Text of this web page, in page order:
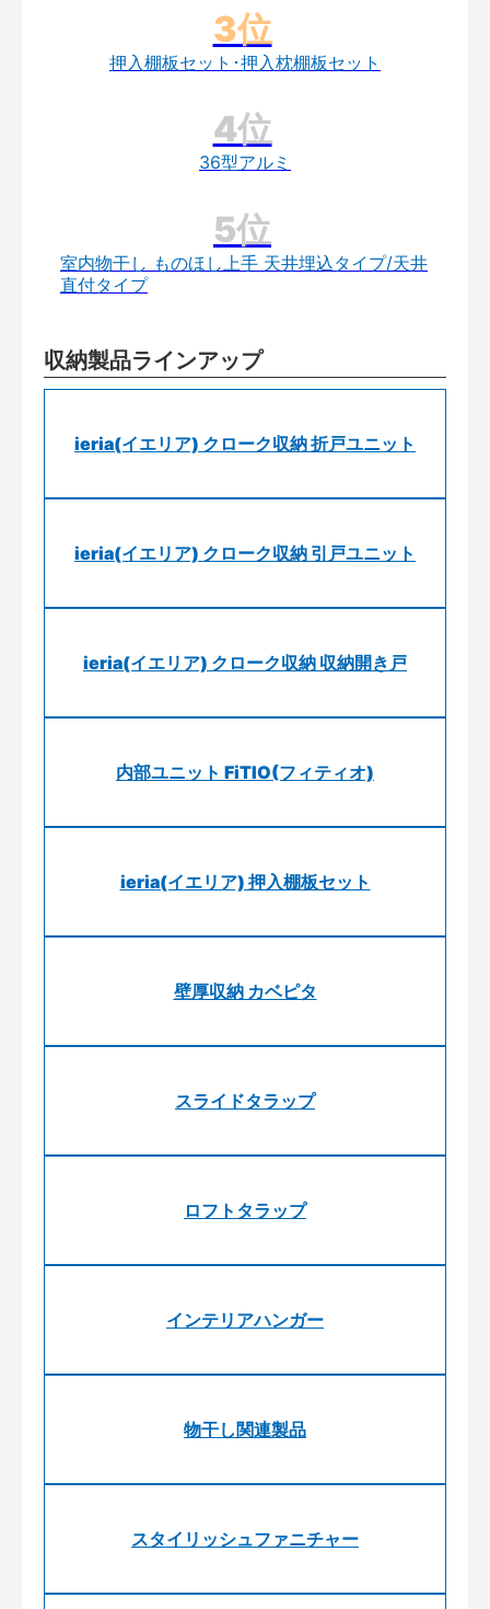
押入棚板セット･押入枕棚板セット
36型アルミ
室内物干し ものほし上手 天井埋込タイプ/天井
直付タイプ
収納製品ラインアップ
ieria(イエリア) クローク収納 折戸ユニット
ieria(イエリア) クローク収納 引戸ユニット
ieria(イエリア) クローク収納 収納開き戸
内部ユニット FiTIO(フィティオ)
ieria(イエリア) 押入棚板セット
壁厚収納 カベピタ
スライドタラップ
ロフトタラップ
インテリアハンガー
物干し関連製品
スタイリッシュファニチャー